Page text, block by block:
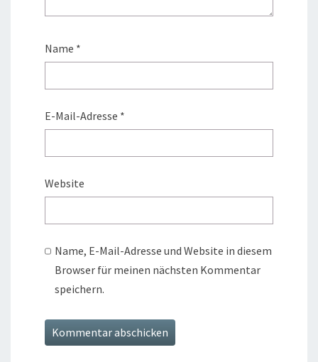
Name *
E-Mail-Adresse *
Website
Name, E-Mail-Adresse und Website in diesem
Browser für meinen nächsten Kommentar
speichern.